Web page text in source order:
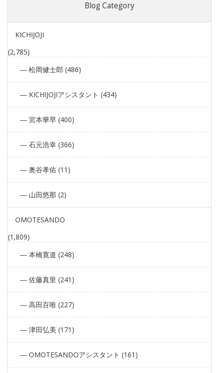
Blog Category
KICHIJOJI
(2,785)
松岡健士郎 (486)
KICHIJOJIアシスタント (434)
宮本華早 (400)
石元浩幸 (366)
奥谷孝佑 (11)
山田悠那 (2)
OMOTESANDO
(1,809)
本橋寛道 (248)
佐藤真里 (241)
高田百唯 (227)
津田弘美 (171)
OMOTESANDOアシスタント (161)